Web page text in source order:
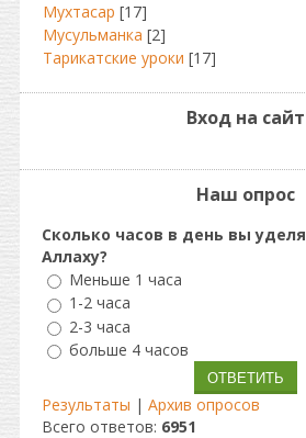
Мухтасар [17]
Мусульманка [2]
Тарикатские уроки [17]
Вход на сайт
Наш опрос
Сколько часов в день вы
Аллаху?
Меньше 1 часа
1-2 часа
2-3 часа
больше 4 часов
Результаты | Архив опросов
Всего ответов: 6951